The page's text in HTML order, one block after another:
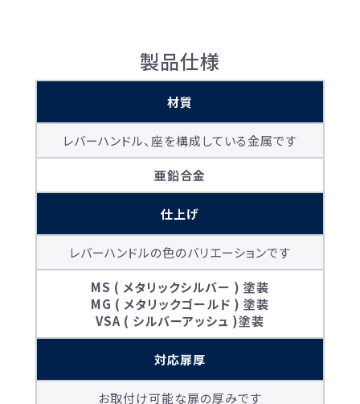
製品仕様
材質
レバーハンドル、座を構成している金属です
亜鉛合金
仕上げ
レバーハンドルの色のバリエーションです
MS ( メタリックシルバー ) 塗装
MG ( メタリックゴールド ) 塗装
VSA ( シルバーアッシュ )塗装
対応扉厚
お取付け可能な扉の厚みです